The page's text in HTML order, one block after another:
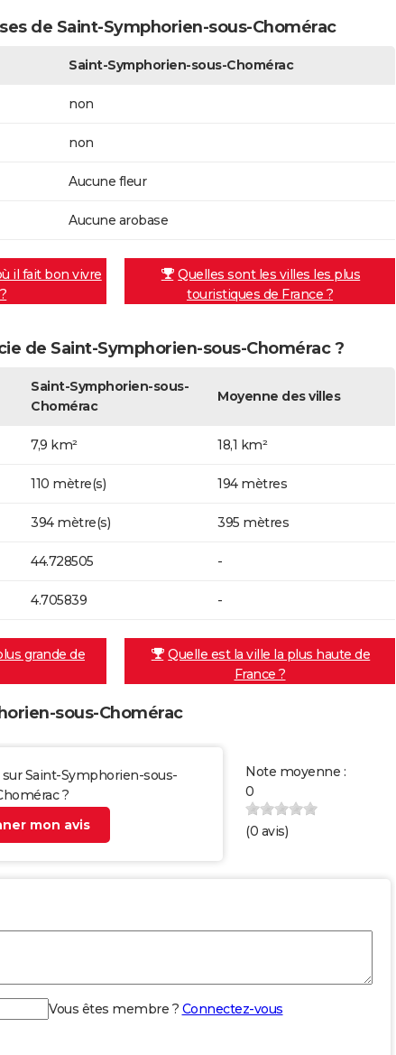
de Saint-Symphorien-sous-Chomérac
Saint-Symphorien-sous-Chomérac
non
non
Aucune fleur
Aucune arobase
il fait bon vivre
Quelles sont les villes les plus
touristiques de France ?
de Saint-Symphorien-sous-Chomérac ?
Saint-Symphorien-sous-
Chomérac
Moyenne des villes
7,9 km² 18,1 km²
110 mètre(s) 194 mètres
394 mètre(s) 395 mètres
44.728505 -
4.705839 -
grande de
Quelle est la ville la plus haute de
France ?
sous-Chomérac
Saint-Symphorien-sous-
?
mon avis
Note moyenne :
0
(0 avis)
Vous êtes membre ? Connectez-vous